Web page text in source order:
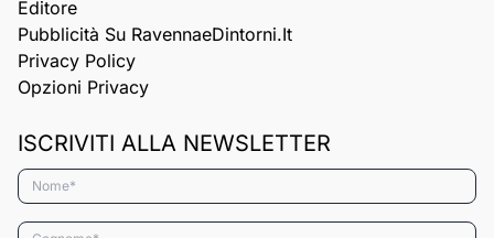
Editore
Pubblicità Su RavennaeDintorni.it
Privacy Policy
Opzioni Privacy
ISCRIVITI ALLA NEWSLETTER
Nome*
Cognome*